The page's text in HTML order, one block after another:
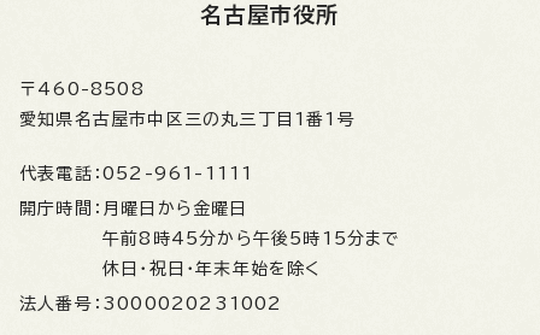
名古屋市役所
〒460-8508
愛知県名古屋市中区三の丸三丁目1番1号
代表電話： 052-961-1111
開庁時間： 月曜日から金曜日
午前8時45分から午後5時15分まで
休日・祝日・年末年始を除く
法人番号： 3000020231002